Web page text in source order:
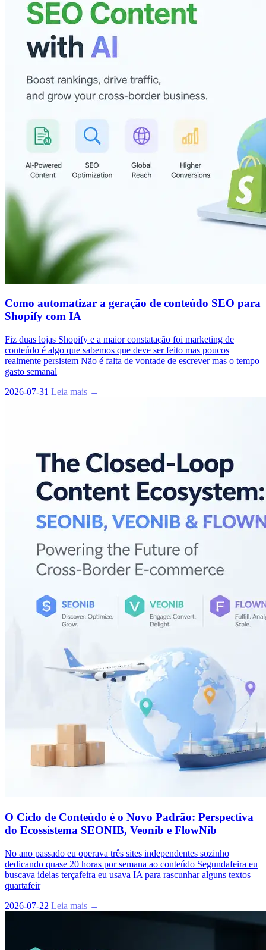
Como automatizar a geração de conteúdo SEO para
Shopify com IA
Fiz duas lojas Shopify e a maior constatação foi marketing de
conteúdo é algo que sabemos que deve ser feito mas poucos
realmente persistem Não é falta de vontade de escrever mas o tempo
gasto semanal
2026-07-31 Leia mais →
O Ciclo de Conteúdo é o Novo Padrão: Perspectiva
do Ecossistema SEONIB, Veonib e FlowNib
No ano passado eu operava três sites independentes sozinho
dedicando quase 20 horas por semana ao conteúdo Segundafeira eu
buscava ideias terçafeira eu usava IA para rascunhar alguns textos
quartafeir
2026-07-22 Leia mais →